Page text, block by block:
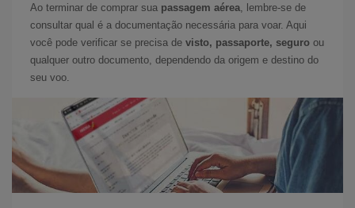
Ao terminar de comprar sua passagem aérea , lembre-se de
consultar qual é a documentação necessária para voar. Aqui
você pode verificar se precisa de visto, passaporte, seguro ou
qualquer outro documento, dependendo da origem e destino do
seu voo.